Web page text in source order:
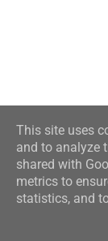
This site uses
and to analyze
shared with
metrics to
statistics, and